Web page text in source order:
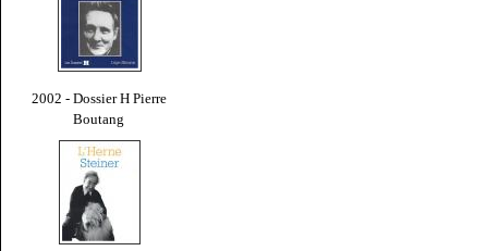
2002 - Dossier H Pierre
Boutang